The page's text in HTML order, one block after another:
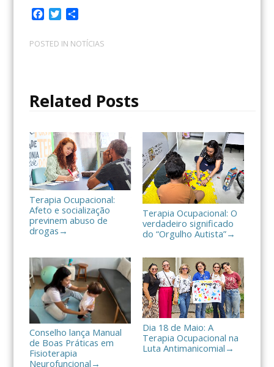
F
c
e
k
T
i
t
C
m
p
i
l
a
r
POSTED IN NOTÍCIAS
Related Posts
Terapia Ocupacional:
Afeto e socialização
previnem abuso de
drogas →
Terapia Ocupacional: O
verdadeiro significado
do “Orgulho Autista”→
Conselho lança Manual
de Boas Práticas em
Fisioterapia
Neurofuncional →
Dia 18 de Maio: A
Terapia Ocupacional na
Luta Antimanicomial →